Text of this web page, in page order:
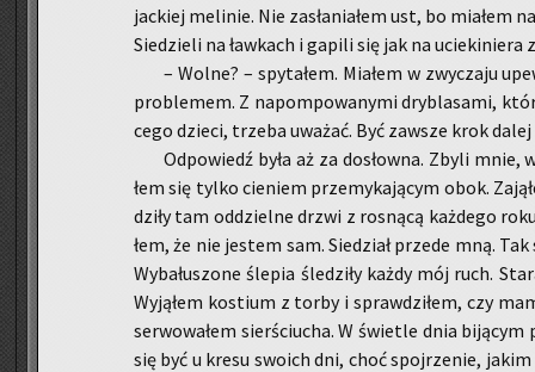
jac­kiej me­li­nie. Nie za­sła­nia­łem ust, bo mia­łem
Sie­dzie­li na ław­kach i ga­pi­li się jak na ucie­ki­nie­ra
– Wolne? – spy­ta­łem. Mia­łem w zwy­cza­ju
pro­ble­mem. Z na­pom­po­wa­ny­mi dry­bla­sa­mi,
ce­go dzie­ci, trze­ba uwa­żać. Być za­wsze krok
Od­po­wiedź była aż za do­słow­na. Zbyli
łem się tylko cie­niem prze­my­ka­ją­cym obok.
dzi­ły tam od­dziel­ne drzwi z ro­sną­cą każ­de­go
łem, że nie je­stem sam. Sie­dział przede mną.
Wy­ba­łu­szo­ne śle­pia śle­dzi­ły każdy mój ruch.
Wy­ją­łem ko­stium z torby i spraw­dzi­łem, czy
ser­wo­wa­łem sier­ściu­cha. W świe­tle dnia bi­ją­cym
się być u kresu swo­ich dni, choć spoj­rze­nie, jakim